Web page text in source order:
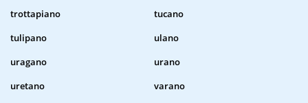
trottapiano
tucano
tulipano
ulano
uragano
urano
uretano
varano